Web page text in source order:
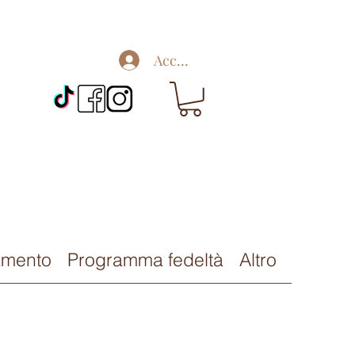
Accedi
Programma fedeltà Altro